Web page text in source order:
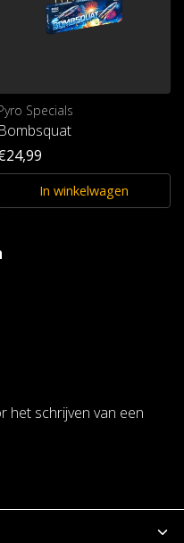
Specials
Bombsquat
In winkelwagen
het schrijven van een